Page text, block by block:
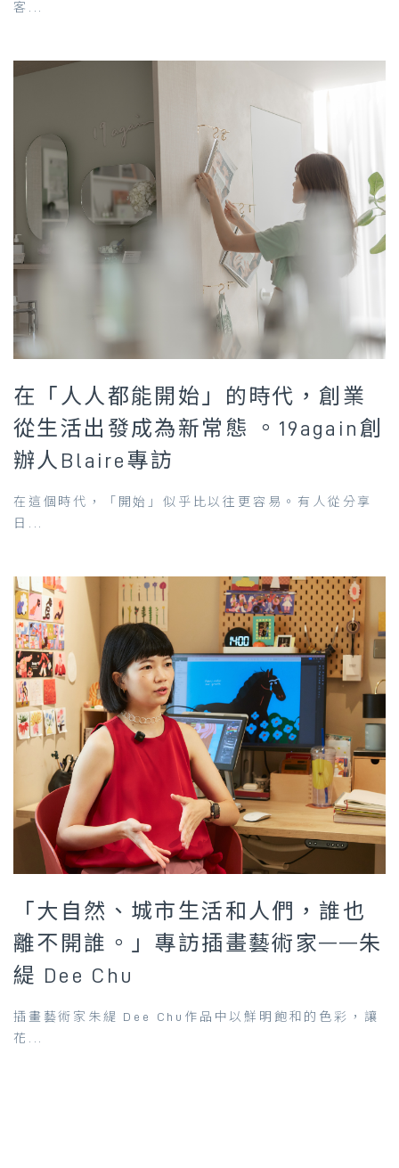
客...
在「人人都能開始」的時代，創業
從生活出發成為新常態 。19again創
辦人Blaire專訪
在這個時代，「開始」似乎比以往更容易。有人從分享
日...
「大自然、城市生活和人們，誰也
離不開誰。」專訪插畫藝術家——朱
緹 Dee Chu
插畫藝術家朱緹 Dee Chu作品中以鮮明飽和的色彩，讓
花...